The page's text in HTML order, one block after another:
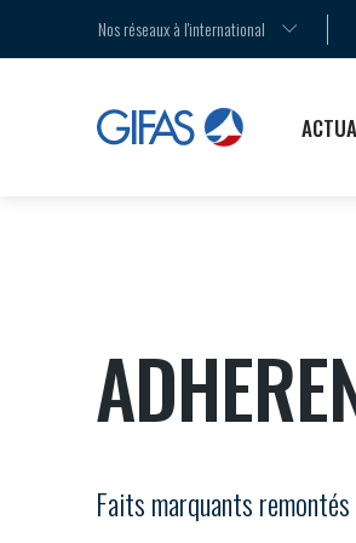
Nos réseaux à l'international
COMMUNIQUÉS DE PRESSE
LE SALON DU BOURGET
LES PUBLICATIONS
Faits marquants